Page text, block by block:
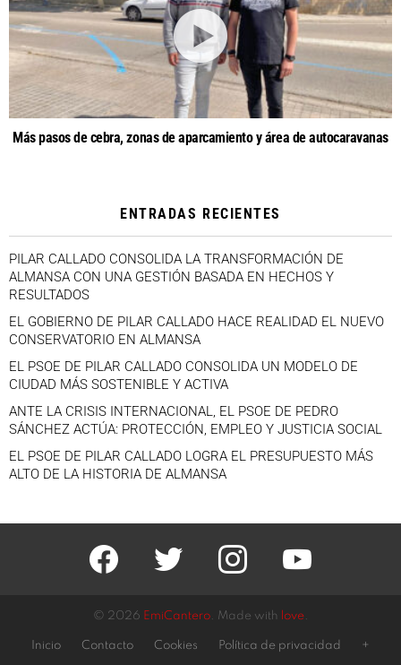
Más pasos de cebra, zonas de aparcamiento y área de autocaravanas
ENTRADAS RECIENTES
PILAR CALLADO CONSOLIDA LA TRANSFORMACIÓN DE
ALMANSA CON UNA GESTIÓN BASADA EN HECHOS Y
RESULTADOS
EL GOBIERNO DE PILAR CALLADO HACE REALIDAD EL NUEVO
CONSERVATORIO EN ALMANSA
EL PSOE DE PILAR CALLADO CONSOLIDA UN MODELO DE
CIUDAD MÁS SOSTENIBLE Y ACTIVA
ANTE LA CRISIS INTERNACIONAL, EL PSOE DE PEDRO
SÁNCHEZ ACTÚA: PROTECCIÓN, EMPLEO Y JUSTICIA SOCIAL
EL PSOE DE PILAR CALLADO LOGRA EL PRESUPUESTO MÁS
ALTO DE LA HISTORIA DE ALMANSA
facebook twitter instagram
© 2026 EmiCantero. Made with love.
Inicio Contacto Cookies Política de privacidad +